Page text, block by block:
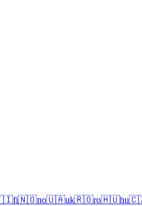
fi🇳🇴no🇺🇦uk🇷🇴ro🇭🇺hu